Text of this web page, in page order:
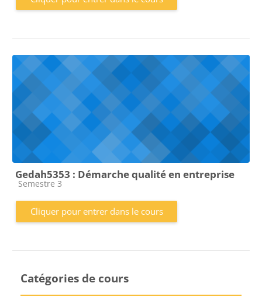
Gedah5353 : Démarche qualité en entreprise
Catégorie de cours
Semestre 3
Cliquer pour entrer dans le cours
Catégories de cours